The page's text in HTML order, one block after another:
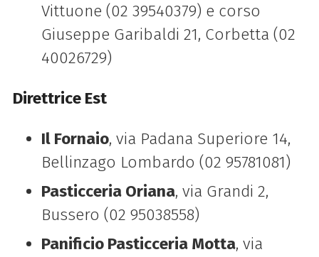
Vittuone (02 39540379) e corso
Giuseppe Garibaldi 21, Corbetta (02
40026729)
Direttrice Est
Il Fornaio, via Padana Superiore 14,
Bellinzago Lombardo (02 95781081)
Pasticceria Oriana, via Grandi 2,
Bussero (02 95038558)
Panificio Pasticceria Motta, via